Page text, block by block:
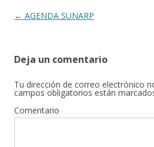
k r
Navegación
← AGENDA SUNARP
Deja un comentario
Tu dirección de correo electrónico
campos obligatorios están
Comentario